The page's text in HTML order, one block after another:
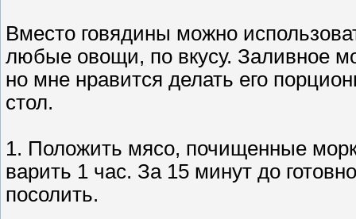
Вместо говядины можно
любые овощи, по вкусу. Заливное
но мне нравится делать его
стол.
1. Положить мясо, почищенные
варить 1 час. За 15 минут до
посолить.